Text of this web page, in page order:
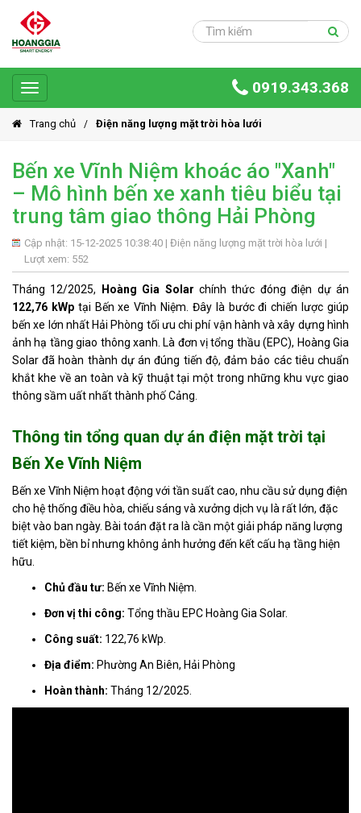
Toggle
navigation
0919.343.368
Trang
chủ
Sản
phẩm
Giải
Ứng
dụng
Dự
án
Hoàng
Gia
Group
Giới
Tin
tức
Hỏi
Tài
liệu
Liên
hệ
Tuyển
Trang chủ Điện năng lượng mặt trời hòa lưới
Bến xe Vĩnh Niệm khoác áo "Xanh"
– Mô hình bến xe xanh tiêu biểu tại
trung tâm giao thông Hải Phòng
Cập nhật: 15-12-2025 10:38:40 | Điện năng lượng mặt trời hòa lưới |
Lượt xem: 552
Tháng 12/2025, Hoàng Gia Solar chính thức đóng điện dự án
122,76 kWptại Bến xe Vĩnh Niệm. Đây là bước đi chiến lược giúp
bến xe lớn nhất Hải Phòng tối ưu chi phí vận hành và xây dựng hình
ảnh hạ tầng giao thông xanh. Là đơn vị tổng thầu (EPC), Hoàng Gia
Solar đã hoàn thành dự án đúng tiến độ, đảm bảo các tiêu chuẩn
khắt khe về an toàn và kỹ thuật tại một trong những khu vực giao
thông sầm uất nhất thành phố Cảng.
Thông tin tổng quan dự án điện mặt trời tại
Bến Xe Vĩnh Niệm
Bến xe Vĩnh Niệm hoạt động với tần suất cao, nhu cầu sử dụng điện
cho hệ thống điều hòa, chiếu sáng và xưởng dịch vụ là rất lớn, đặc
biệt vào ban ngày. Bài toán đặt ra là cần một giải pháp năng lượng
tiết kiệm, bền bỉ nhưng không ảnh hưởng đến kết cấu hạ tầng hiện
hữu.
Chủ đầu tư: Bến xe Vĩnh Niệm.
Đơn vị thi công: Tổng thầu EPC Hoàng Gia Solar.
Công suất: 122,76 kWp.
Địa điểm: Phường An Biên, Hải Phòng
Hoàn thành: Tháng 12/2025.